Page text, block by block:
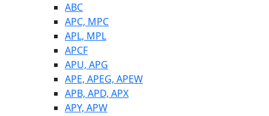
ABC
APC, MPC
APL, MPL
APCF
APU, APG
APE, APEG, APEW
APB, APD, APX
APY, APW